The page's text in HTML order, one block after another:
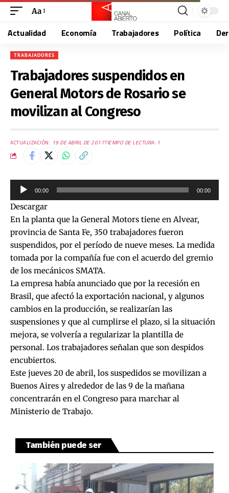
Aa
Actualidad Economía Trabajadores Política
TRABAJADORES
Trabajadores suspendidos en
General Motors de Rosario se
movilizan al Congreso
ACTUALIZACIÓN: 19 DE ABRIL DE 2017TIEMPO DE LECTURA: 1
Reproductor
de
audio
00:00 00:00
Descargar
En la planta que la General Motors tiene en Alvear,
provincia de Santa Fe, 350 trabajadores fueron
suspendidos, por el período de nueve meses. La medida
tomada por la compañía fue con el acuerdo del gremio
de los mecánicos SMATA.
La empresa había anunciado que por la recesión en
Brasil, que afectó la exportación nacional, y algunos
cambios en la producción, se realizarían las
suspensiones y que al cumplirse el plazo, si la situación
mejora, se volvería a regularizar la plantilla de
personal. Los trabajadores señalan que son despidos
encubiertos.
Este jueves 20 de abril, los suspedidos se movilizan a
Buenos Aires y alrededor de las 9 de la mañana
concentrarán en el Congreso para marchar al
Ministerio de Trabajo.
También puede ser